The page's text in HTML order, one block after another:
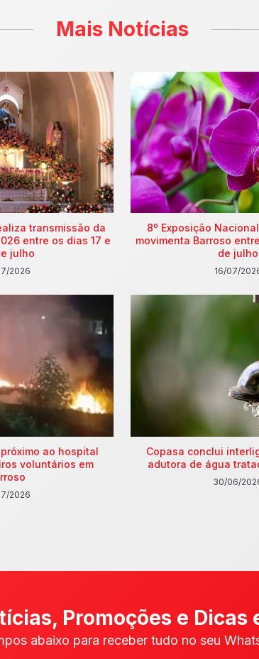
Mais Notícias
transmissão da
entre os dias 17 e
julho
2026
8º Exposição
movimenta Barroso
de julho
16/07/
ao hospital
voluntários em
2026
Copasa conclui
adutora de água
30/06/
Promoções e
abaixo para receber tudo no seu